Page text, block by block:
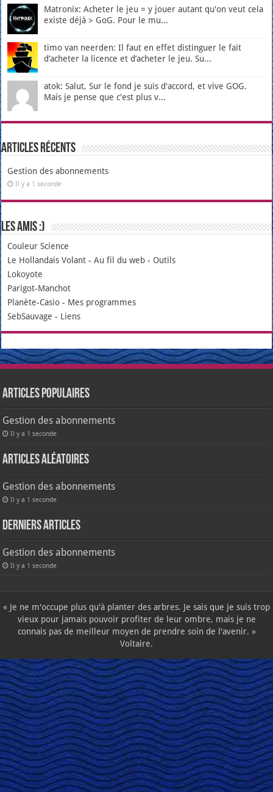
Matronix: Acheter le jeu = y jouer autant qu'on veut cela
existe déjà > GoG. Pour le mu...
timo van neerden: Il faut en effet distinguer le fait
d’acheter la licence et d’acheter le jeu. Su...
atok: Salut, Sur le fond je suis d'accord, et vive GOG.
Mais je pense que c'est plus v...
Articles récents
Gestion des abonnements
Il y a 1 seconde
Les amis :)
Couleur Science
Le Hollandais Volant -Au fil du web - Outils
Lokoyote
Parigot-Manchot
Planète-Casio - Mes programmes
SebSauvage - Liens
Articles populaires
Gestion des abonnements
Il y a 1 seconde
Articles aléatoires
Gestion des abonnements
Il y a 1 seconde
Derniers articles
Gestion des abonnements
Il y a 1 seconde
« Je ne m'occupe plus qu'à planter des arbres. Je sais que je suis trop
vieux pour jamais pouvoir profiter de leur ombre, mais je ne
connais pas de meilleur moyen de prendre soin de l'avenir. »
Voltaire.